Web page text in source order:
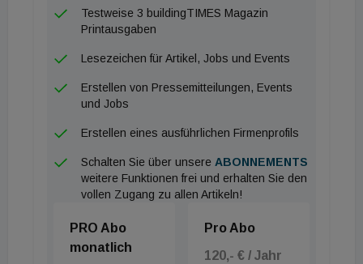
Testweise 3 buildingTIMES Magazin
Printausgaben
Lesezeichen für Artikel, Jobs und Events
Erstellen von Pressemitteilungen, Events
und Jobs
Erstellen eines ausführlichen Firmenprofils
Schalten Sie über unsere ABONNEMENTS
weitere Funktionen frei und erhalten Sie den
vollen Zugang zu allen Artikeln!
PRO Abo
monatlich
Pro Abo
120,- € / Jahr